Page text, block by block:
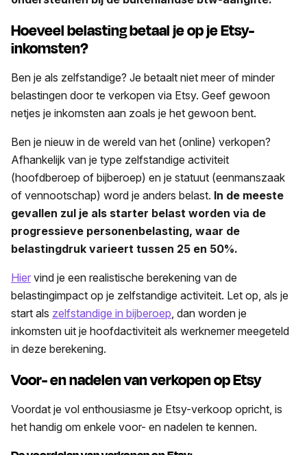
Hoeveel belasting betaal je op je Etsy-
inkomsten?
Ben je als zelfstandige? Je betaalt niet meer of minder
belastingen door te verkopen via Etsy. Geef gewoon
netjes je inkomsten aan zoals je het gewoon bent.
Ben je nieuw in de wereld van het (online) verkopen?
Afhankelijk van je type zelfstandige activiteit
(hoofdberoep of bijberoep) en je statuut (eenmanszaak
of vennootschap) word je anders belast. In de meeste
gevallen zul je als starter belast worden via de
progressieve personenbelasting, waar de
belastingdruk varieert tussen 25 en 50%.
Hier vind je een realistische berekening van de
belastingimpact op je zelfstandige activiteit. Let op, als je
start als zelfstandige in bijberoep, dan worden je
inkomsten uit je hoofdactiviteit als werknemer meegeteld
in deze berekening.
Voor- en nadelen van verkopen op Etsy
Voordat je vol enthousiasme je Etsy-verkoop opricht, is
het handig om enkele voor- en nadelen te kennen.